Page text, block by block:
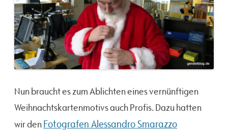
Nun braucht es zum Ablichten eines vernünftigen
Weihnachtskartenmotivs auch Profis. Dazu hatten
wir denFotografen Alessandro Smarazzo